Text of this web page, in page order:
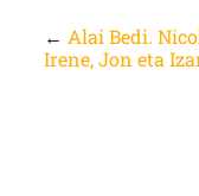
← Alai Bedi.
Irene, Jon eta